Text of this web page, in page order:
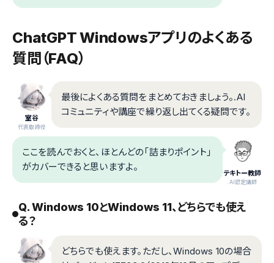
ChatGPT Windowsアプリのよくある
質問（FAQ）
室谷
代表取締役
最後によくある質問をまとめておきましょう。.AI
コミュニティや講座で繰り返し出てくる疑問です。
テキトー教師
.AI認定講師
ここを読んでおくと、ほとんどの「詰まりポイント」
がカバーできると思いますよ。
Q. Windows 10とWindows 11、どちらでも使え
る？
どちらでも使えます。ただし、Windows 10の場合